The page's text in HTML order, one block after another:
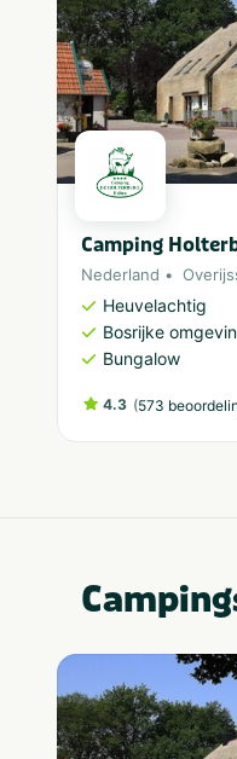
Camping
Nederland
Heuvelachtig
Bosrijke
Bungalow
4.3 (573